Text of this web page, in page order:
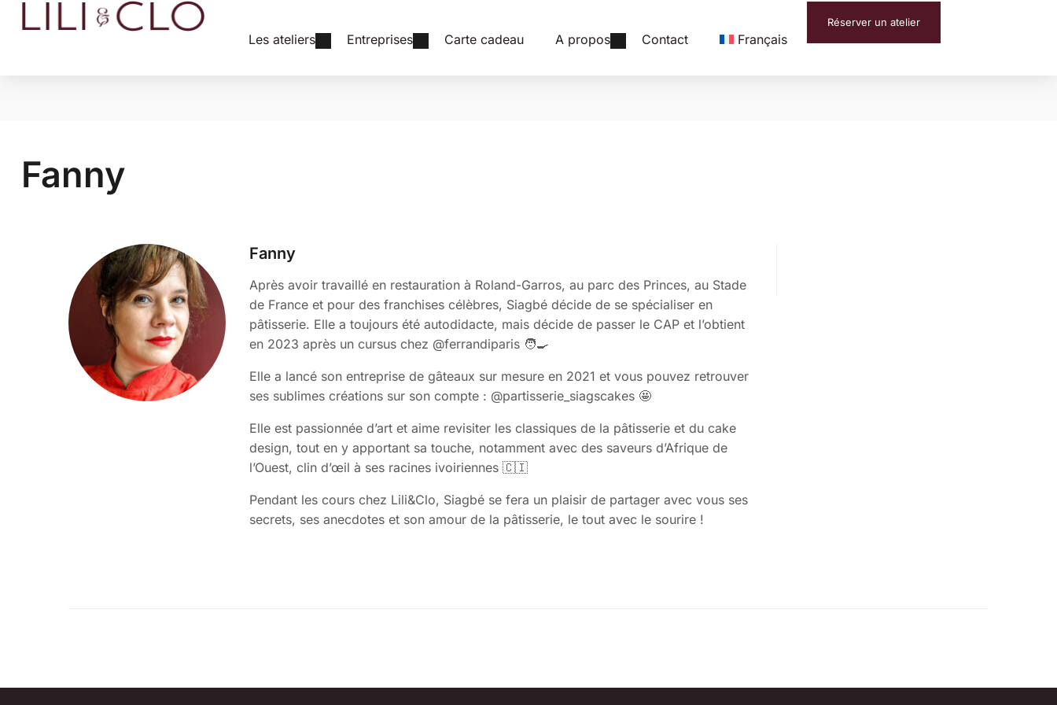
Les ateliers Entreprises Carte cadeau A propos Contact Français
Réserver un atelier
Fanny
Fanny
Après avoir travaillé en restauration à Roland-Garros, au parc des Princes, au Stade
de France et pour des franchises célèbres, Siagbé décide de se spécialiser en
pâtisserie. Elle a toujours été autodidacte, mais décide de passer le CAP et l’obtient
en 2023 après un cursus chez @ferrandiparis 🧑‍🍳
Elle a lancé son entreprise de gâteaux sur mesure en 2021 et vous pouvez retrouver
ses sublimes créations sur son compte : @partisserie_siagscakes 🤩
Elle est passionnée d’art et aime revisiter les classiques de la pâtisserie et du cake
design, tout en y apportant sa touche, notamment avec des saveurs d’Afrique de
l’Ouest, clin d’œil à ses racines ivoiriennes 🇨🇮
Pendant les cours chez Lili&Clo, Siagbé se fera un plaisir de partager avec vous ses
secrets, ses anecdotes et son amour de la pâtisserie, le tout avec le sourire !